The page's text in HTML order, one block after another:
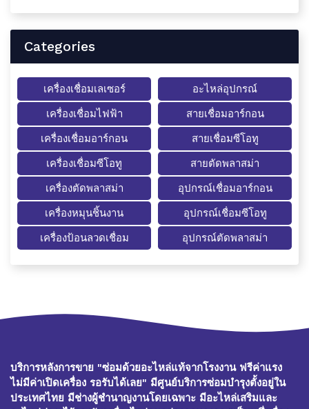
Categories
เครื่องเชื่อมเลเซอร์
เครื่องเชื่อมไฟฟ้า
เครื่องเชื่อมอาร์กอน
เครื่องเชื่อมซีโอทู
เครื่องตัดพลาสม่า
เครื่องหมุนชิ้นงาน
เครื่องป้อนลวดเชื่อม
อะไหล่อุปกรณ์
สายเชื่อมอาร์กอน
สายเชื่อมซีโอทู
สายตัดพลาสม่า
อุปกรณ์เชื่อมอาร์กอน
อุปกรณ์เชื่อมซีโอทู
อุปกรณ์ตัดพลาสม่า
บริการหลังการขาย "ซ่อมด้วยอะไหล่แท้จากโรงงาน ฟรีค่าแรง
ไม่มีค่าเปิดเครื่อง รอรับได้เลย" มีศูนย์บริการซ่อมบำรุงตั้งอยู่ใน
ประเทศไทย มีช่างผู้ชำนาญงานโดยเฉพาะ มีอะไหล่เสริมและ